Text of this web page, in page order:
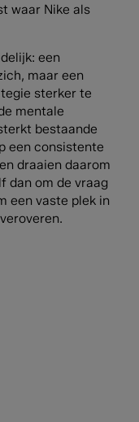
waar Nike als
een
maar een
sterker te
mentale
bestaande
een consistente
draaien daarom
dan om de vraag
een vaste plek in